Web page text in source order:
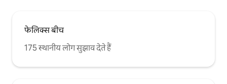
फेलिक्स बीच
175 स्थानीय लोग सुझाव देते हैं